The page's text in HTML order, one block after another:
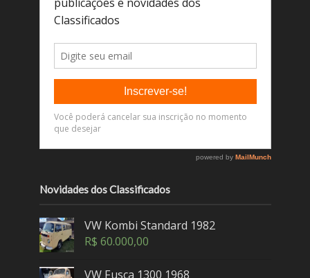
Novidades dos Classificados
VW Kombi Standard 1982
R$ 60.000,00
VW Fusca 1300 1968